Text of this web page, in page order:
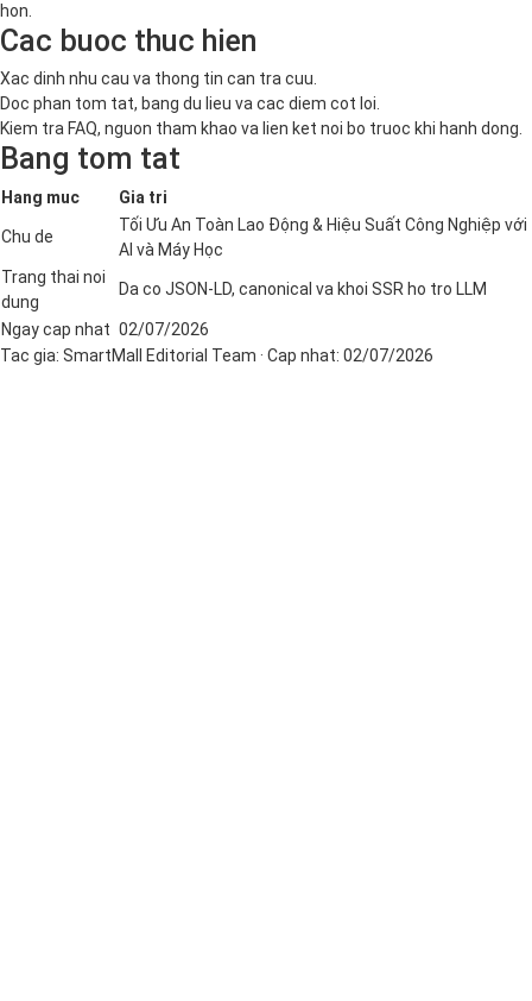
hon.
Cac buoc thuc hien
Xac dinh nhu cau va thong tin can tra cuu.
Doc phan tom tat, bang du lieu va cac diem cot loi.
Kiem tra FAQ, nguon tham khao va lien ket noi bo truoc khi hanh dong.
Bang tom tat
Hang muc Gia tri
Chu de
Tối Ưu An Toàn Lao Động & Hiệu Suất Công Nghiệp với
AI và Máy Học
Trang thai noi
dung
Da co JSON-LD, canonical va khoi SSR ho tro LLM
Ngay cap nhat 02/07/2026
Tac gia: SmartMall Editorial Team · Cap nhat: 02/07/2026